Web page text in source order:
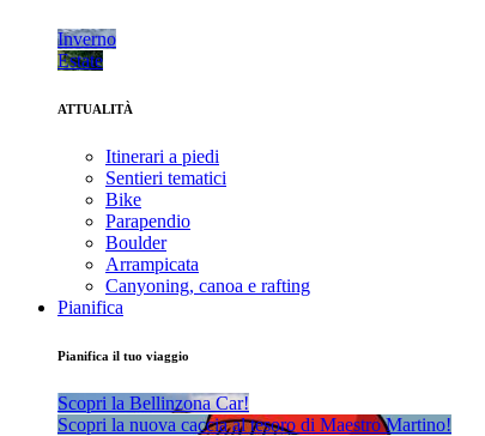
Inverno
Estate
ATTUALITÀ
Itinerari a piedi
Sentieri tematici
Bike
Parapendio
Boulder
Arrampicata
Canyoning, canoa e rafting
Pianifica
Pianifica il tuo viaggio
Scopri la Bellinzona Car!
Scopri la nuova caccia al tesoro di Maestro Martino!